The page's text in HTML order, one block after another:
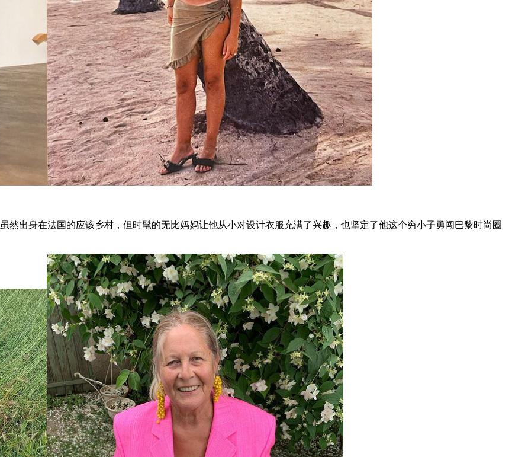
然出身在法国的应该乡村，但时髦的无比妈妈让他从小对设计衣服充满了兴趣，也坚定了他这个穷小子勇闯巴黎时尚圈